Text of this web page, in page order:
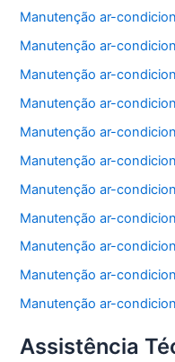
Manutenção ar-
Manutenção ar-
Manutenção ar-
Manutenção ar-
Manutenção ar-
Manutenção ar-
Manutenção ar-
Manutenção ar-
Manutenção ar-
Manutenção ar-
Manutenção ar-
Assistência